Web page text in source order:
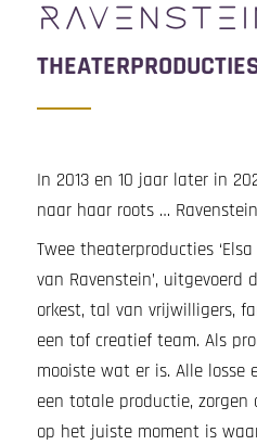
In 2013 en 10 jaar later in
naar haar roots …
Twee theaterproducties
van Ravenstein’, uitgevoerd
orkest, tal van vrijwilligers,
een tof creatief team. Als
mooiste wat er is. Alle losse
een totale productie,
op het juiste moment is